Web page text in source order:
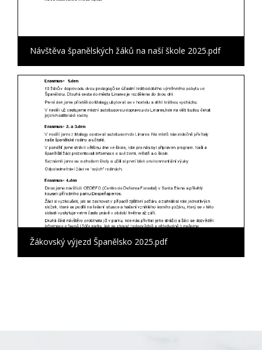
Návštěva španělských žáků na naší škole 2025.pdf
Žákovský výjezd Španělsko 2025.pdf